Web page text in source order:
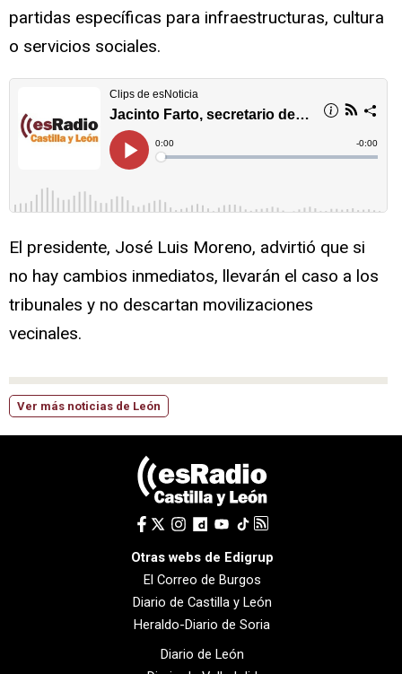
partidas específicas para infraestructuras, cultura
o servicios sociales.
El presidente, José Luis Moreno, advirtió que si
no hay cambios inmediatos, llevarán el caso a los
tribunales y no descartan movilizaciones
vecinales.
Ver más noticias de León
Otras webs de Edigrup
El Correo de Burgos
Diario de Castilla y León
Heraldo-Diario de Soria
Diario de León